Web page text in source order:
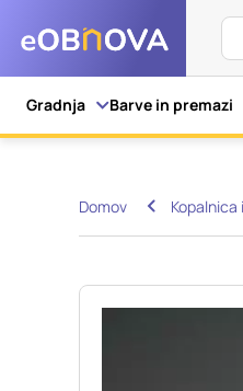
Išči
Gradnja Barve in premazi
Domov